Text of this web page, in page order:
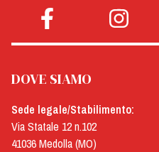
DOVE SIAMO
Sede legale/Stabilimento:
Via Statale 12 n.102
41036 Medolla (MO)